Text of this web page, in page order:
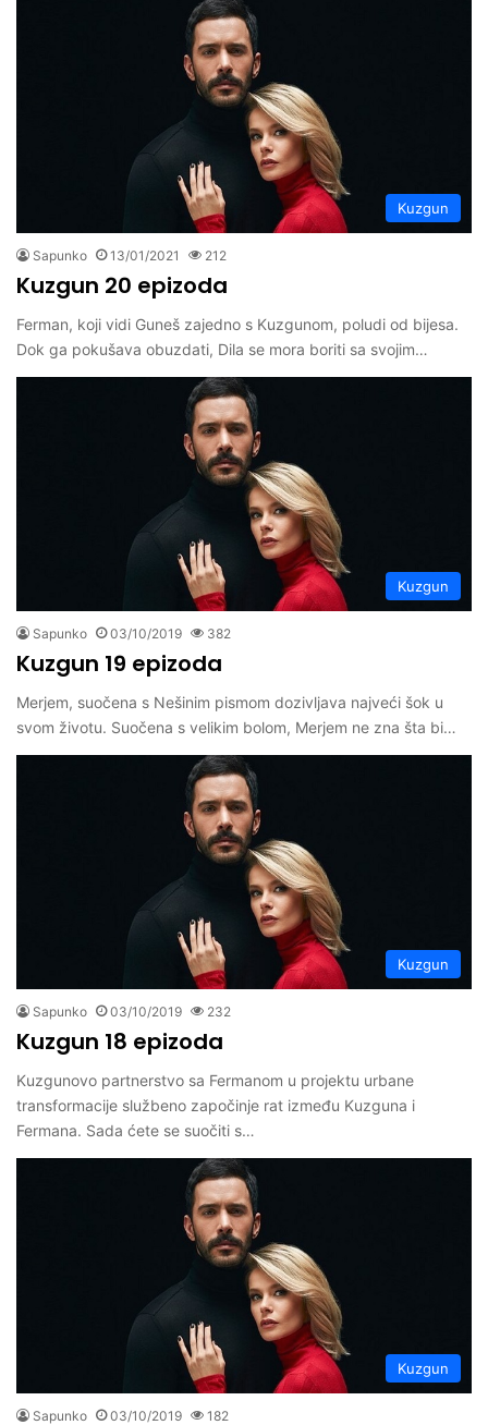
Kuzgun
Sapunko 13/01/2021 212
Kuzgun 20 epizoda
Ferman, koji vidi Guneš zajedno s Kuzgunom, poludi od bijesa.
Dok ga pokušava obuzdati, Dila se mora boriti sa svojim…
Kuzgun
Sapunko 03/10/2019 382
Kuzgun 19 epizoda
Merjem, suočena s Nešinim pismom dozivljava najveći šok u
svom životu. Suočena s velikim bolom, Merjem ne zna šta bi…
Kuzgun
Sapunko 03/10/2019 232
Kuzgun 18 epizoda
Kuzgunovo partnerstvo sa Fermanom u projektu urbane
transformacije službeno započinje rat između Kuzguna i
Fermana. Sada ćete se suočiti s…
Kuzgun
Sapunko 03/10/2019 182